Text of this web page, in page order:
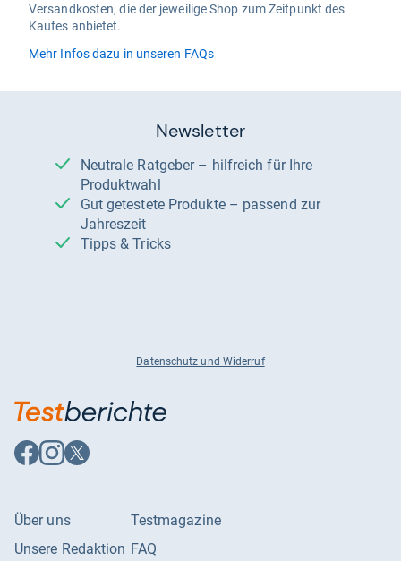
Versandkosten, die der jeweilige Shop zum Zeitpunkt des
Kaufes anbietet.
Mehr Infos dazu in unseren FAQs
Newsletter
Neutrale Ratgeber – hilfreich für Ihre
Produktwahl
Gut getestete Produkte – passend zur
Jahreszeit
Tipps & Tricks
Datenschutz und Widerruf
Auf
Facebook
Auf
Instagram
Auf
X
Über uns
Unsere Redaktion
Testmagazine
FAQ